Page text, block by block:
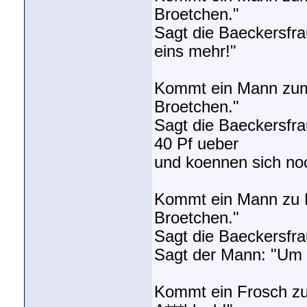
Broetchen."
Sagt die
eins mehr!"
Kommt ein Mann
Broetchen."
Sagt die
40 Pf ueber
und koennen sich
Kommt ein Mann
Broetchen."
Sagt die
Sagt der Mann:
Kommt ein Frosch